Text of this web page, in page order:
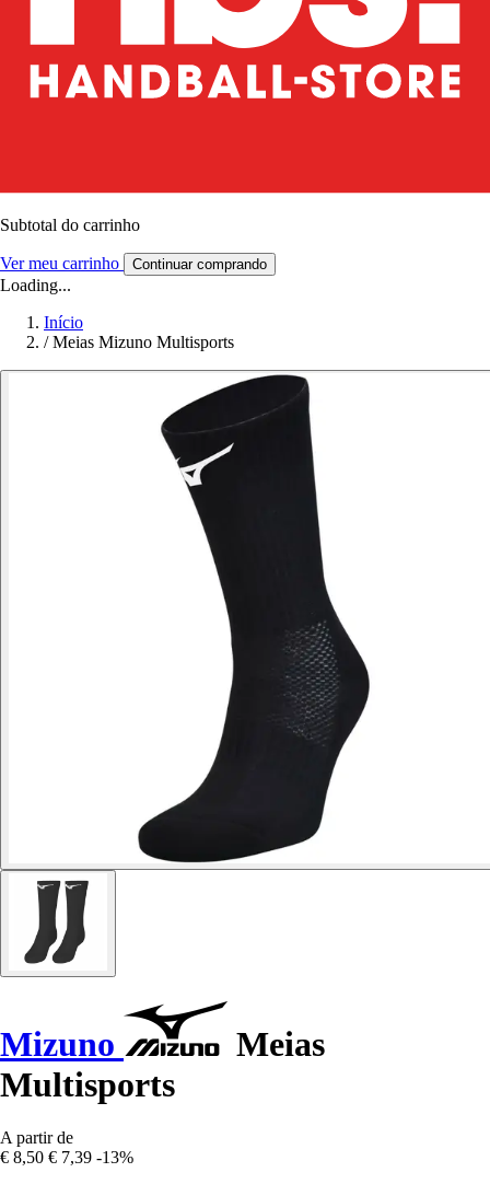
Subtotal do carrinho
Ver meu carrinho Continuar comprando
Loading...
Início
/ Meias Mizuno Multisports
Mizuno
Meias
Multisports
A partir de
€ 8,50 € 7,39 -13%